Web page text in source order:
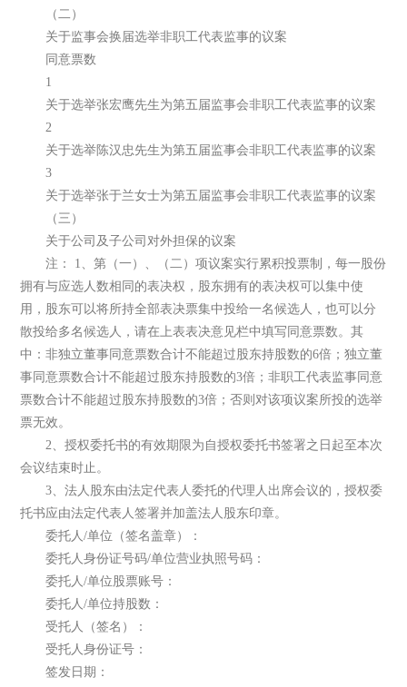
（二）
关于监事会换届选举非职工代表监事的议案
同意票数
1
关于选举张宏鹰先生为第五届监事会非职工代表监事的议案
2
关于选举陈汉忠先生为第五届监事会非职工代表监事的议案
3
关于选举张于兰女士为第五届监事会非职工代表监事的议案
（三）
关于公司及子公司对外担保的议案
注： 1、第（一）、（二）项议案实行累积投票制，每一股份
拥有与应选人数相同的表决权，股东拥有的表决权可以集中使
用，股东可以将所持全部表决票集中投给一名候选人，也可以分
散投给多名候选人，请在上表表决意见栏中填写同意票数。其
中：非独立董事同意票数合计不能超过股东持股数的6倍；独立董
事同意票数合计不能超过股东持股数的3倍；非职工代表监事同意
票数合计不能超过股东持股数的3倍；否则对该项议案所投的选举
票无效。
2、授权委托书的有效期限为自授权委托书签署之日起至本次
会议结束时止。
3、法人股东由法定代表人委托的代理人出席会议的，授权委
托书应由法定代表人签署并加盖法人股东印章。
委托人/单位（签名盖章）：
委托人身份证号码/单位营业执照号码：
委托人/单位股票账号：
委托人/单位持股数：
受托人（签名）：
受托人身份证号：
签发日期：